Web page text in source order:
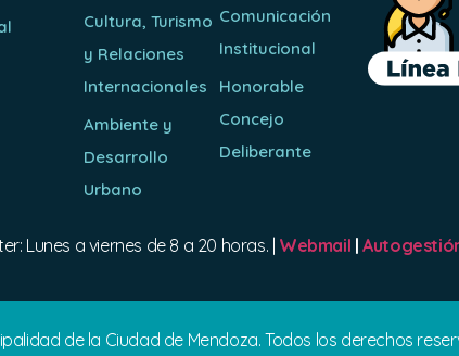
Cultura, Turismo
y Relaciones
Internacionales
Ambiente y
Desarrollo
Urbano
Comunicación
Institucional
Honorable
Concejo
Deliberante
Lunes a viernes de 8 a 20 horas. | Webmail |
de la Ciudad de Mendoza. Todos los derechos